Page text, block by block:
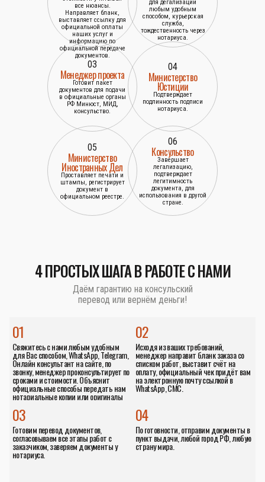
все нюансы.
Направляет бланк,
выставляет ссылку для
официальной оплаты
наших услуг и
информацию по
официальной передаче
документов.
для дегализации
любым удобным
способом, курьерская
служба,
тождественность через
нотариуса.
03
Менеджер проекта
Готовит пакет
документов для подачи
в официальные органы
РФ Минюст, МИД,
консульство.
04
Министерство
Юстиции
Подтверждает
подлинность подписи
нотариуса.
05
Министерство
Иностранных Дел
Проставляет печати и
штампы, регистрирует
документ в
официальном реестре.
06
Консульство
Завершает
легализацию,
подтверждает
легитимность
документа, для
использования в другой
стране.
4 ПРОСТЫХ ШАГА В РАБОТЕ С НАМИ
Даём гарантию на консульский
перевод или вернём деньги!
01
Свяжитесь с нами любым удобным
для Вас способом, WhatsApp, Telegram,
Онлайн консультант на сайте, по
звонку, менеджер проконсультирует по
сроками и стоимости. Объяснит
официальные способы передать нам
нотариальные копии или оригиналы
02
Исходя из ваших требований,
менеджер направит бланк заказа со
списком работ, выставит счёт на
оплату, официальный чек придёт вам
на электронную почту ссылкой в
WhatsApp, СМС.
04
По готовности, отправим документы в
пункт выдачи, любой город РФ, любую
страну мира.
03
Готовим перевод документов,
согласовываем все этапы работ с
заказчиком, заверяем документы у
нотариуса.